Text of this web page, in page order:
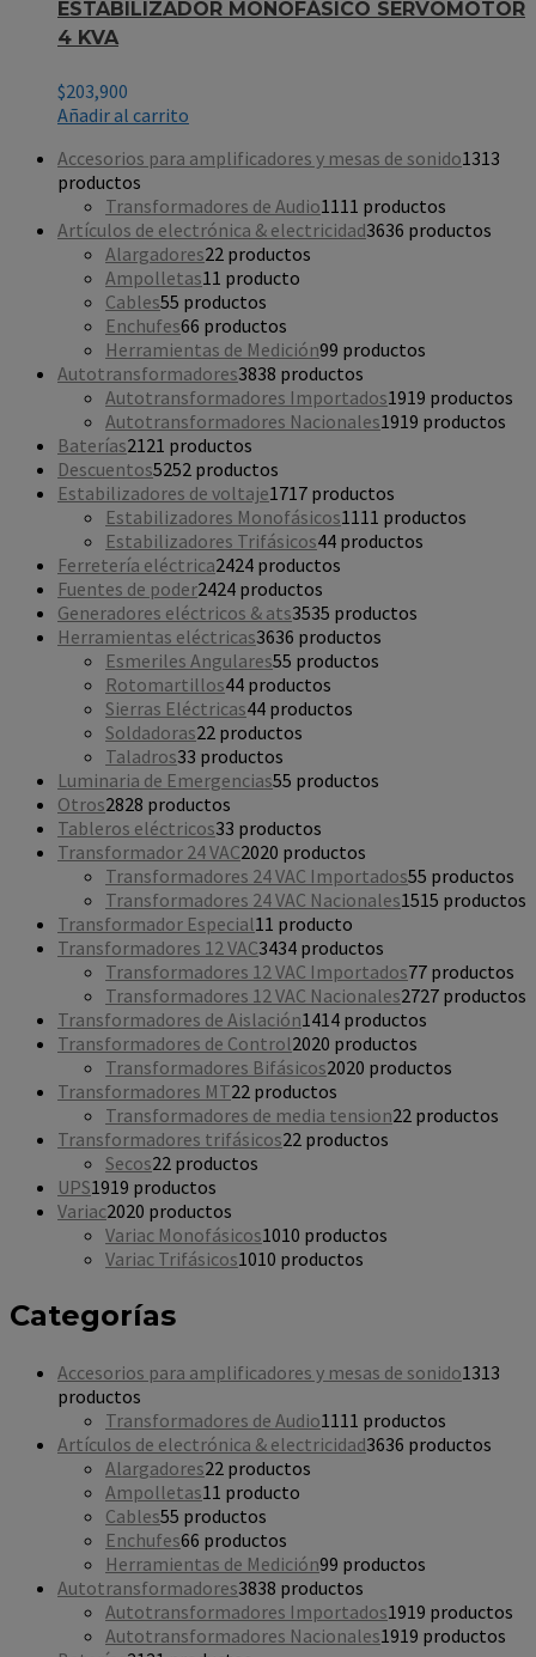
ESTABILIZADOR MONOFÁSICO SERVOMOTOR
4 KVA
$203,900
Añadir al carrito
Accesorios para amplificadores y mesas de sonido1313
productos
Transformadores de Audio11 11 productos
Artículos de electrónica & electricidad3636 productos
Alargadores22 productos
Ampolletas1 1 producto
Cables55 productos
Enchufes66 productos
Herramientas de Medición99 productos
Autotransformadores3838 productos
Autotransformadores Importados1919 productos
Autotransformadores Nacionales1919 productos
Baterías21 21 productos
Descuentos5252 productos
Estabilizadores de voltaje1717 productos
Estabilizadores Monofásicos11 11 productos
Estabilizadores Trifásicos44 productos
Ferretería eléctrica2424 productos
Fuentes de poder2424 productos
Generadores eléctricos & ats3535 productos
Herramientas eléctricas3636 productos
Esmeriles Angulares55 productos
Rotomartillos44 productos
Sierras Eléctricas44 productos
Soldadoras22 productos
Taladros33 productos
Luminaria de Emergencias55 productos
Otros2828 productos
Tableros eléctricos33 productos
Transformador 24 VAC2020 productos
Transformadores 24 VAC Importados55 productos
Transformadores 24 VAC Nacionales1515 productos
Transformador Especial1 1 producto
Transformadores 12 VAC3434 productos
Transformadores 12 VAC Importados77 productos
Transformadores 12 VAC Nacionales2727 productos
Transformadores de Aislación1414 productos
Transformadores de Control2020 productos
Transformadores Bifásicos2020 productos
Transformadores MT22 productos
Transformadores de media tension22 productos
Transformadores trifásicos22 productos
Secos22 productos
UPS1919 productos
Variac2020 productos
Variac Monofásicos1010 productos
Variac Trifásicos1010 productos
Categorías
Accesorios para amplificadores y mesas de sonido1313
productos
Transformadores de Audio1111 productos
Artículos de electrónica & electricidad3636 productos
Alargadores22 productos
Ampolletas11 producto
Cables55 productos
Enchufes66 productos
Herramientas de Medición99 productos
Autotransformadores3838 productos
Autotransformadores Importados1919 productos
Autotransformadores Nacionales1919 productos